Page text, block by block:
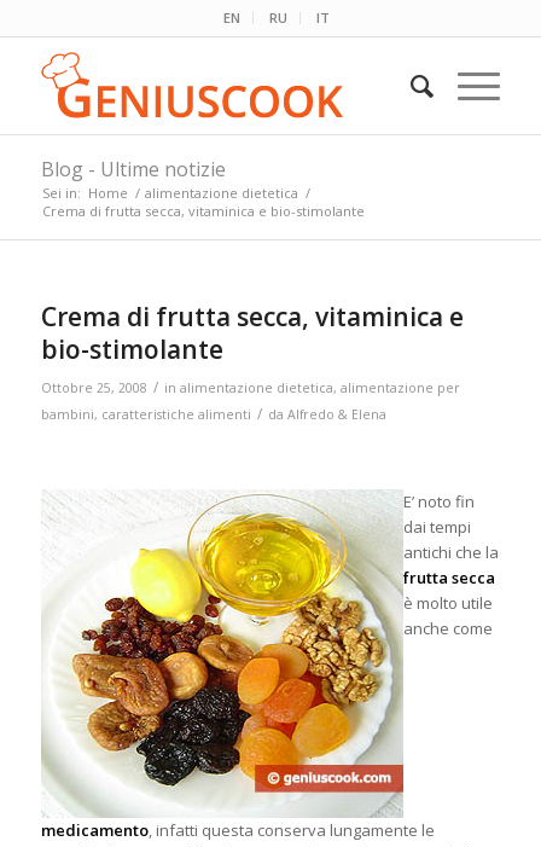
EN RU IT
Blog - Ultime notizie
Sei in: Home / alimentazione dietetica /
Crema di frutta secca, vitaminica e bio-stimolante
Crema di frutta secca, vitaminica e
bio-stimolante
Ottobre 25, 2008 / in alimentazione dietetica, alimentazione per
bambini, caratteristiche alimenti / da Alfredo & Elena
E’ noto fin
dai tempi
antichi che la
frutta secca
è molto utile
anche come
medicamento, infatti questa conserva lungamente le